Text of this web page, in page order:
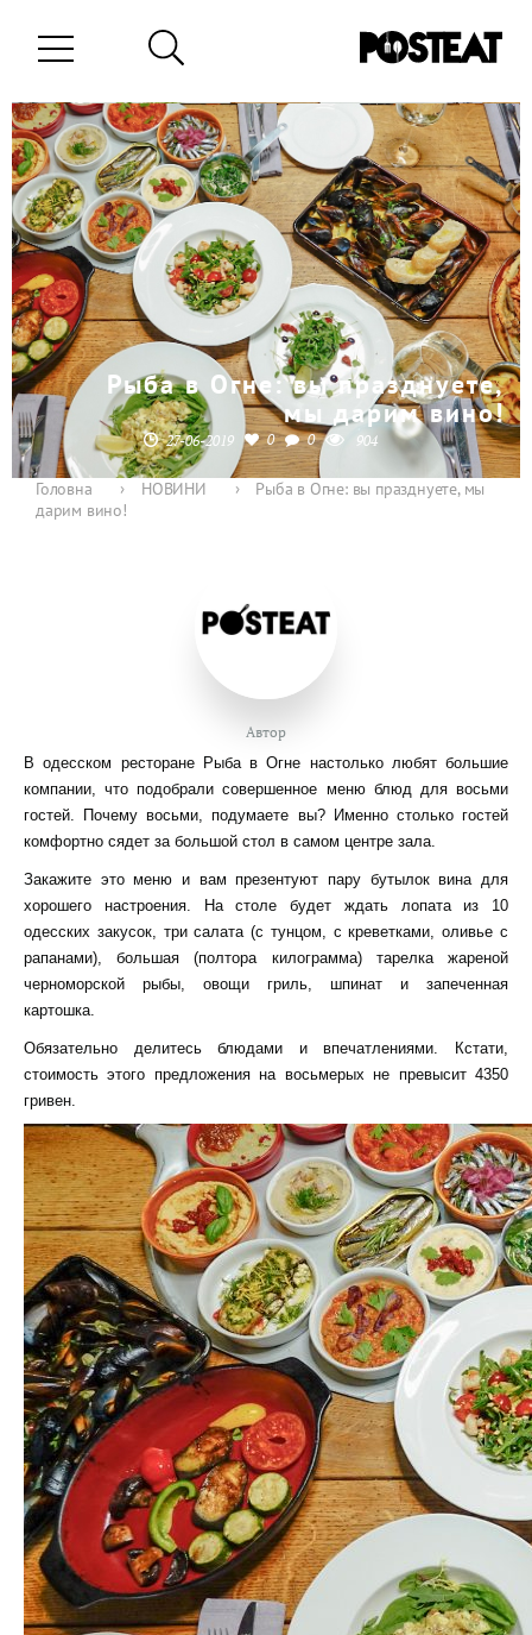
Рыба в Огне: вы празднуете,
мы дарим вино!
27-06-2019 0 0 904
Головна › НОВИНИ ›
Рыба в Огне: вы празднуете, мы
дарим вино!
Автор
В одесском ресторане Рыба в Огне настолько любят большие
компании, что подобрали совершенное меню блюд для восьми
гостей. Почему восьми, подумаете вы? Именно столько гостей
комфортно сядет за большой стол в самом центре зала.
Закажите это меню и вам презентуют пару бутылок вина для
хорошего настроения. На столе будет ждать лопата из 10
одесских закусок, три салата (с тунцом, с креветками, оливье с
рапанами), большая (полтора килограмма) тарелка жареной
черноморской рыбы, овощи гриль, шпинат и запеченная
картошка.
Обязательно делитесь блюдами и впечатлениями. Кстати,
стоимость этого предложения на восьмерых не превысит 4350
гривен.